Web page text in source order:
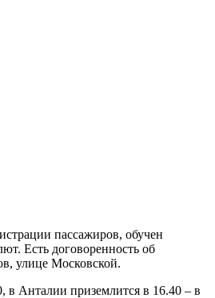
пассажиров, обучен
Есть договоренность об
улице Московской.
в Анталии приземлится в 16.40 – в